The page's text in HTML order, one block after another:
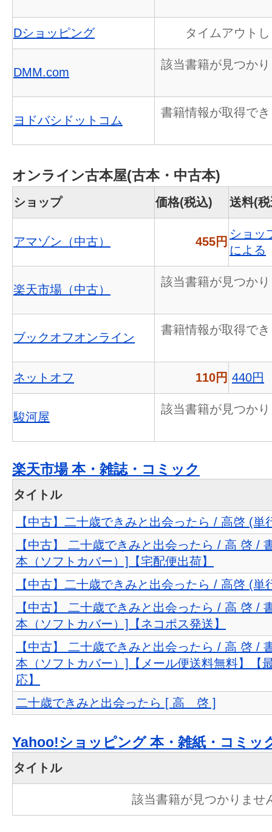
Dショッピング タイムアウト
DMM.com
該当書籍が見つか
ヨドバシドットコム
書籍情報が取得で
オンライン古本屋(古本・中古本)
ショップ 価格(税込) 送料(
アマゾン（中古） 455円
ショッ
による
楽天市場（中古）
該当書籍が見つか
ブックオフオンライン
書籍情報が取得で
ネットオフ 110円 440円
駿河屋
該当書籍が見つか
楽天市場 本・雑誌・コミック
タイトル
【中古】二十歳できみと出会ったら / 高啓 (単
【中古】 二十歳できみと出会ったら / 高 啓 /
本（ソフトカバー）]【宅配便出荷】
【中古】二十歳できみと出会ったら / 高啓 (単
【中古】 二十歳できみと出会ったら / 高 啓 /
本（ソフトカバー）]【ネコポス発送】
【中古】 二十歳できみと出会ったら / 高 啓 /
本（ソフトカバー）]【メール便送料無料】【
応】
二十歳できみと出会ったら [ 高 啓 ]
Yahoo!ショッピング 本・雑紙・コミッ
タイトル
該当書籍が見つかりませ